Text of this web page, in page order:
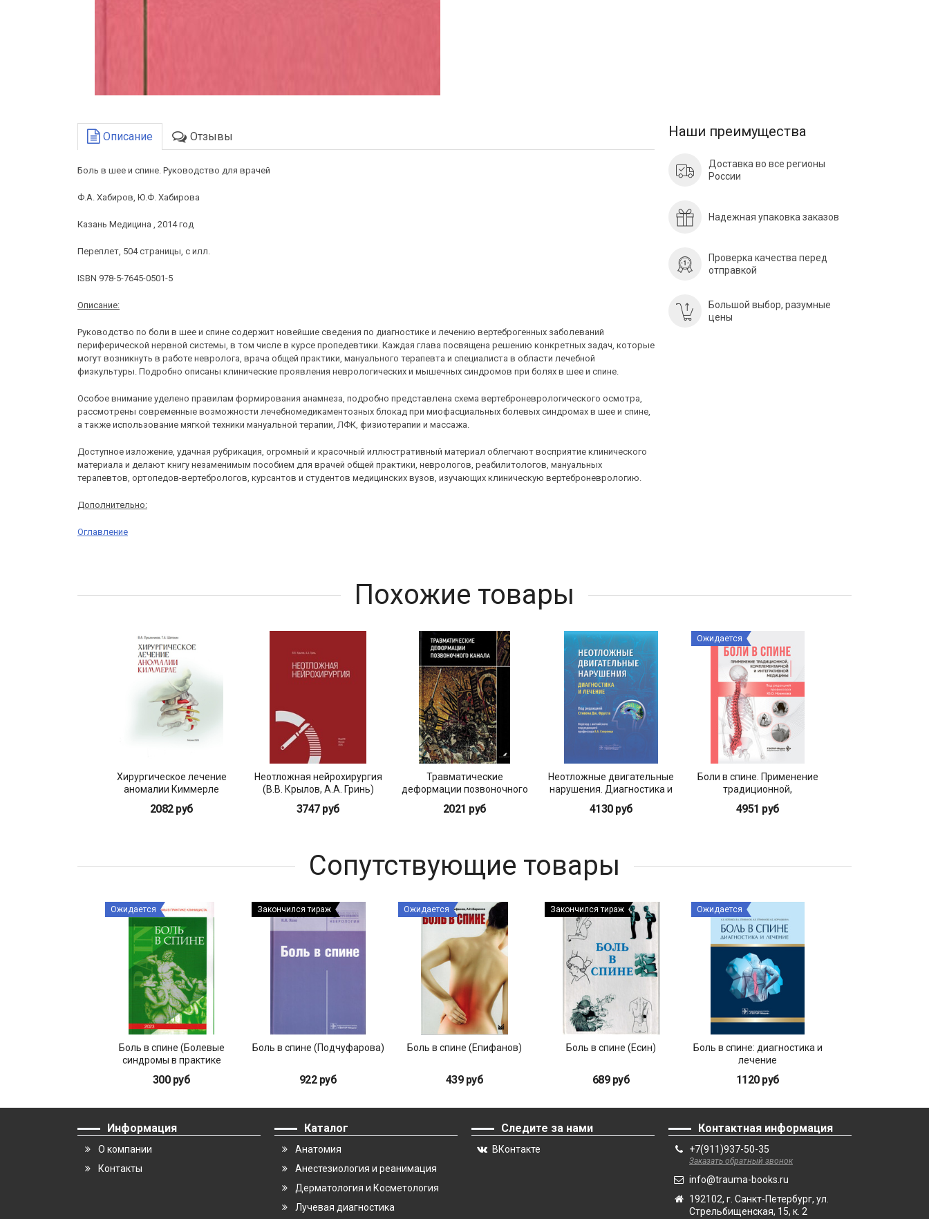
Описание Отзывы
Боль в шее и спине. Руководство для врачей
Ф.А. Хабиров, Ю.Ф. Хабирова
Казань Медицина , 2014 год
Переплет, 504 страницы, с илл.
ISBN 978-5-7645-0501-5
Описание:
Руководство по боли в шее и спине содержит новейшие сведения по диагностике и лечению вертеброгенных заболеваний
периферической нервной системы, в том числе в курсе пропедевтики. Каждая глава посвящена решению конкретных задач, которые
могут возникнуть в работе невролога, врача общей практики, мануального терапевта и специалиста в области лечебной
физкультуры. Подробно описаны клинические проявления неврологических и мышечных синдромов при болях в шее и спине.
Особое внимание уделено правилам формирования анамнеза, подробно представлена схема вертеброневрологического осмотра,
рассмотрены современные возможности лечебномедикаментозных блокад при миофасциальных болевых синдромах в шее и спине,
а также использование мягкой техники мануальной терапии, ЛФК, физиотерапии и массажа.
Доступное изложение, удачная рубрикация, огромный и красочный иллюстративный материал облегчают восприятие клинического
материала и делают книгу незаменимым пособием для врачей общей практики, неврологов, реабилитологов, мануальных
терапевтов, ортопедов-вертебрологов, курсантов и студентов медицинских вузов, изучающих клиническую вертеброневрологию.
Дополнительно:
Оглавление
Наши преимущества
Доставка во все регионы
России
Надежная упаковка заказов
Проверка качества перед
отправкой
Большой выбор, разумные
цены
Похожие товары
Хирургическое лечение
аномалии Киммерле
2082 руб
Неотложная нейрохирургия
(В.В. Крылов, А.А. Гринь)
3747 руб
Травматические
деформации позвоночного
2021 руб
Неотложные двигательные
нарушения. Диагностика и
лечение
4130 руб
Ожидается
Боли в спине. Применение
традиционной,
комплементарной и
интегративной медицины
4951 руб
Сопутствующие товары
Ожидается
Боль в спине (Болевые
синдромы в практике
клинициста). Выпуск 1
300 руб
Закончился тираж
Боль в спине (Подчуфарова)
922 руб
Ожидается
Боль в спине (Епифанов)
439 руб
Закончился тираж
Боль в спине (Есин)
689 руб
Ожидается
Боль в спине: диагностика и
лечение
1120 руб
Информация
О компании
Контакты
Каталог
Анатомия
Анестезиология и реанимация
Дерматология и Косметология
Лучевая диагностика
Следите за нами
ВКонтакте
Контактная информация
+7(911)937-50-35
Заказать обратный звонок
info@trauma-books.ru
192102, г. Санкт-Петербург, ул.
Стрельбищенская, 15, к. 2